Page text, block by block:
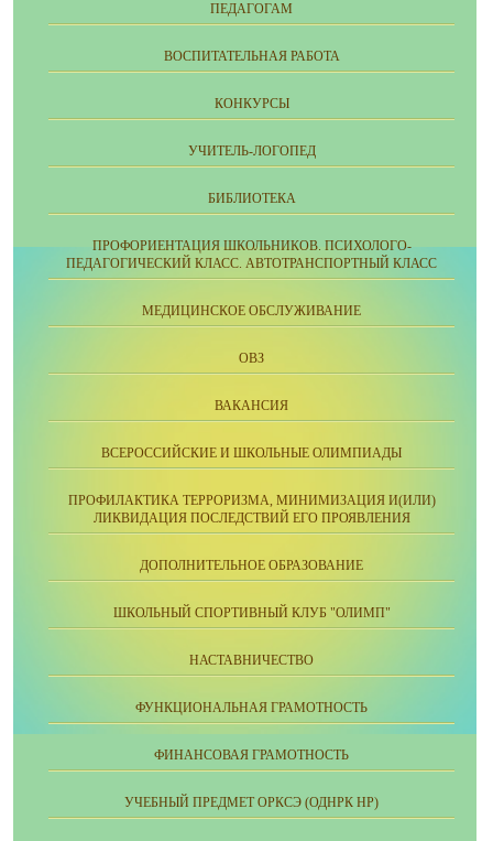
ПЕДАГОГАМ
ВОСПИТАТЕЛЬНАЯ РАБОТА
КОНКУРСЫ
УЧИТЕЛЬ-ЛОГОПЕД
БИБЛИОТЕКА
ПРОФОРИЕНТАЦИЯ ШКОЛЬНИКОВ. ПСИХОЛОГО-
ПЕДАГОГИЧЕСКИЙ КЛАСС. АВТОТРАНСПОРТНЫЙ КЛАСС
МЕДИЦИНСКОЕ ОБСЛУЖИВАНИЕ
ОВЗ
ВАКАНСИЯ
ВСЕРОССИЙСКИЕ И ШКОЛЬНЫЕ ОЛИМПИАДЫ
ПРОФИЛАКТИКА ТЕРРОРИЗМА, МИНИМИЗАЦИЯ И(ИЛИ)
ЛИКВИДАЦИЯ ПОСЛЕДСТВИЙ ЕГО ПРОЯВЛЕНИЯ
ДОПОЛНИТЕЛЬНОЕ ОБРАЗОВАНИЕ
ШКОЛЬНЫЙ СПОРТИВНЫЙ КЛУБ "ОЛИМП"
НАСТАВНИЧЕСТВО
ФУНКЦИОНАЛЬНАЯ ГРАМОТНОСТЬ
ФИНАНСОВАЯ ГРАМОТНОСТЬ
УЧЕБНЫЙ ПРЕДМЕТ ОРКСЭ (ОДНРК НР)